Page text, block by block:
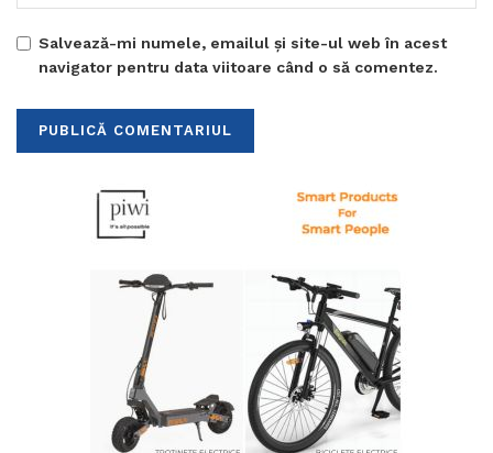
Salvează-mi numele, emailul și site-ul web în acest
navigator pentru data viitoare când o să comentez.